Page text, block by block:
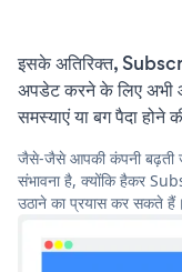
इसके अतिरिक्त,
अपडेट करने के लिए
समस्याएं या बग पैदा होने
जैसे-जैसे आपकी कंपनी बढ़ती
संभावना है, क्योंकि हैकर
उठाने का प्रयास कर सकते हैं।